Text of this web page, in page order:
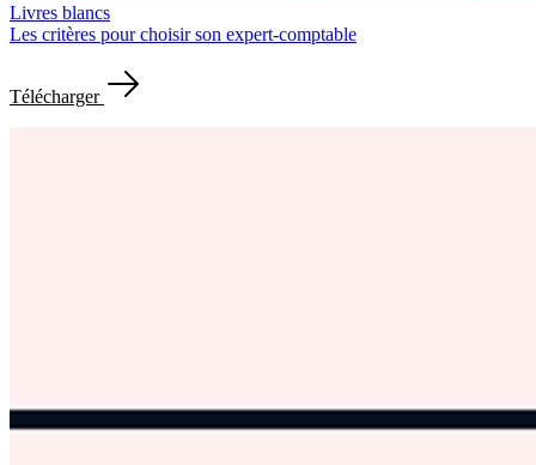
Livres blancs
Les critères pour choisir son expert-comptable
Télécharger